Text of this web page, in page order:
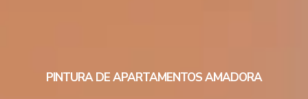
PINTURA DE APARTAMENTOS AMADORA